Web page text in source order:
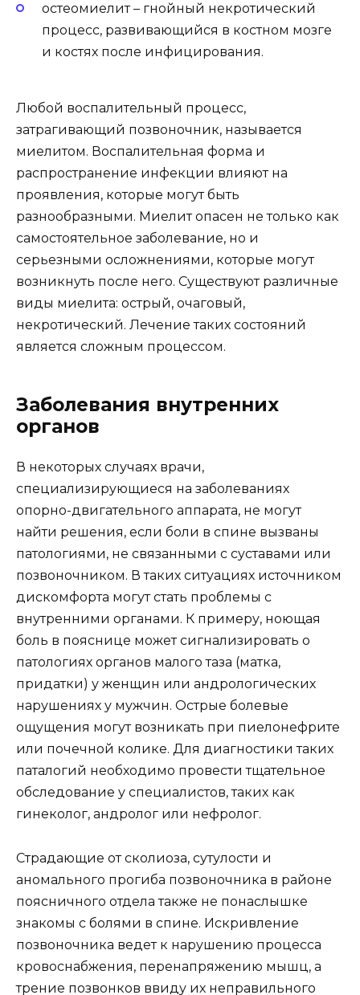
остеомиелит – гнойный некротический
процесс, развивающийся в костном мозге
и костях после инфицирования.
Любой воспалительный процесс,
затрагивающий позвоночник, называется
миелитом. Воспалительная форма и
распространение инфекции влияют на
проявления, которые могут быть
разнообразными. Миелит опасен не только как
самостоятельное заболевание, но и
серьезными осложнениями, которые могут
возникнуть после него. Существуют различные
виды миелита: острый, очаговый,
некротический. Лечение таких состояний
является сложным процессом.
Заболевания внутренних
органов
В некоторых случаях врачи,
специализирующиеся на заболеваниях
опорно-двигательного аппарата, не могут
найти решения, если боли в спине вызваны
патологиями, не связанными с суставами или
позвоночником. В таких ситуациях источником
дискомфорта могут стать проблемы с
внутренними органами. К примеру, ноющая
боль в пояснице может сигнализировать о
патологиях органов малого таза (матка,
придатки) у женщин или андрологических
нарушениях у мужчин. Острые болевые
ощущения могут возникать при пиелонефрите
или почечной колике. Для диагностики таких
паталогий необходимо провести тщательное
обследование у специалистов, таких как
гинеколог, андролог или нефролог.
Страдающие от сколиоза, сутулости и
аномального прогиба позвоночника в районе
поясничного отдела также не понаслышке
знакомы с болями в спине. Искривление
позвоночника ведет к нарушению процесса
кровоснабжения, перенапряжению мышц, а
трение позвонков ввиду их неправильного